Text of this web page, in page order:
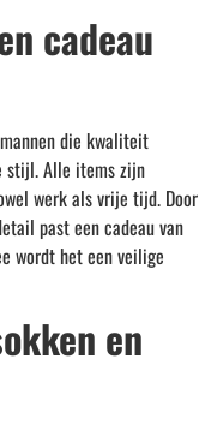
cadeau
die kwaliteit
stijl. Alle items zijn
werk als vrije tijd. Door
past een cadeau van
wordt het een veilige
en